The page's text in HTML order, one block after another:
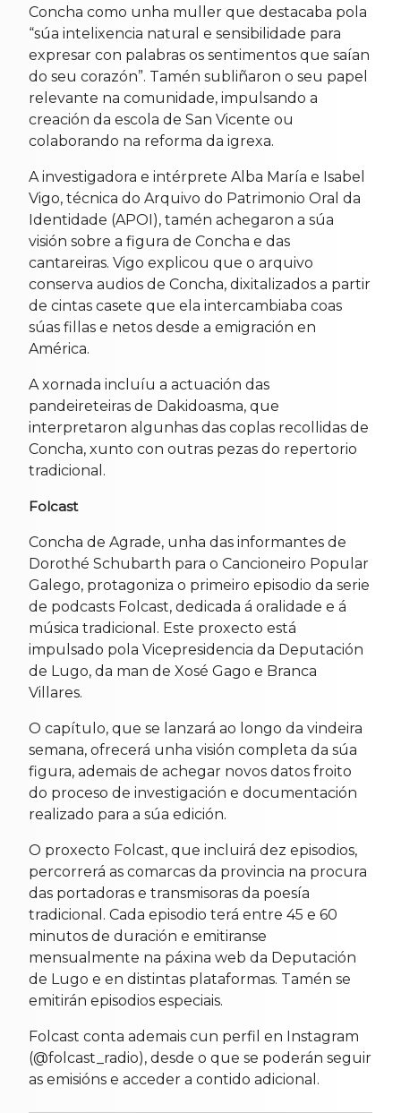
Concha como unha muller que destacaba pola
“súa intelixencia natural e sensibilidade para
expresar con palabras os sentimentos que saían
do seu corazón”. Tamén subliñaron o seu papel
relevante na comunidade, impulsando a
creación da escola de San Vicente ou
colaborando na reforma da igrexa.
A investigadora e intérprete Alba María e Isabel
Vigo, técnica do Arquivo do Patrimonio Oral da
Identidade (APOI), tamén achegaron a súa
visión sobre a figura de Concha e das
cantareiras. Vigo explicou que o arquivo
conserva audios de Concha, dixitalizados a partir
de cintas casete que ela intercambiaba coas
súas fillas e netos desde a emigración en
América.
A xornada incluíu a actuación das
pandeireteiras de Dakidoasma, que
interpretaron algunhas das coplas recollidas de
Concha, xunto con outras pezas do repertorio
tradicional.
Folcast
Concha de Agrade, unha das informantes de
Dorothé Schubarth para o Cancioneiro Popular
Galego, protagoniza o primeiro episodio da serie
de podcasts Folcast, dedicada á oralidade e á
música tradicional. Este proxecto está
impulsado pola Vicepresidencia da Deputación
de Lugo, da man de Xosé Gago e Branca
Villares.
O capítulo, que se lanzará ao longo da vindeira
semana, ofrecerá unha visión completa da súa
figura, ademais de achegar novos datos froito
do proceso de investigación e documentación
realizado para a súa edición.
O proxecto Folcast, que incluirá dez episodios,
percorrerá as comarcas da provincia na procura
das portadoras e transmisoras da poesía
tradicional. Cada episodio terá entre 45 e 60
minutos de duración e emitiranse
mensualmente na páxina web da Deputación
de Lugo e en distintas plataformas. Tamén se
emitirán episodios especiais.
Folcast conta ademais cun perfil en Instagram
(@folcast_radio), desde o que se poderán seguir
as emisións e acceder a contido adicional.